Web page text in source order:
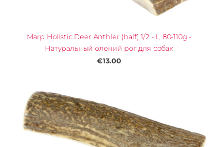
Marp Holistic Deer Anthler (half) 1/2 - L, 80-110g -
Натуральный олений рог для собак
€13.00